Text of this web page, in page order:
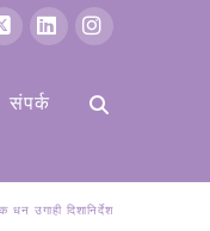
संपर्क
धन उगाही दिशानिर्देश